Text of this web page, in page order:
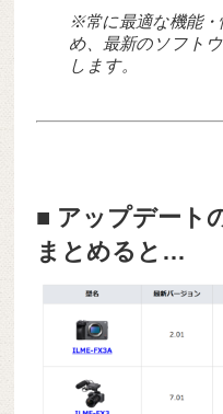
※常に最適な機能
め、最新のソフト
します。
■ アップデート
まとめると…